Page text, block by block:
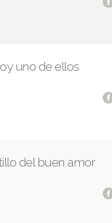
uno de ellos
del buen amor